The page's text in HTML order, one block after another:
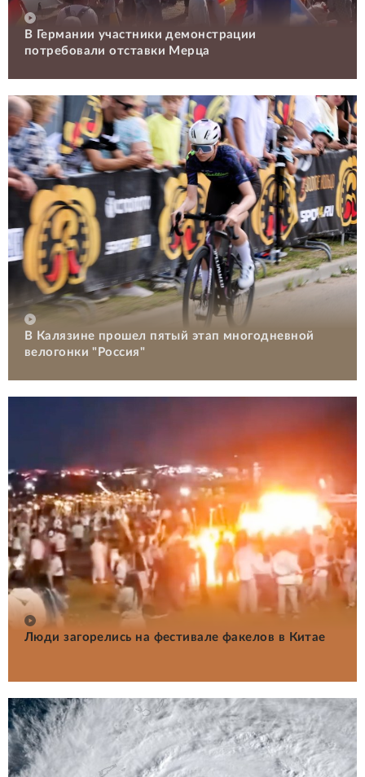
В Германии участники демонстрации
потребовали отставки Мерца
В Калязине прошел пятый этап многодневной
велогонки "Россия"
Люди загорелись на фестивале факелов в Китае